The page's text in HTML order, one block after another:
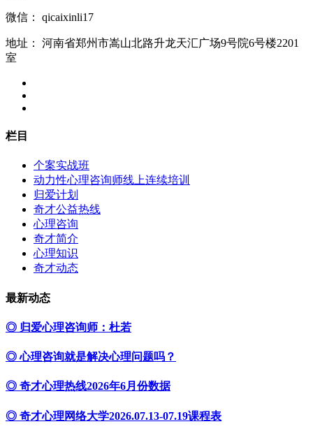
微信： qicaixinli17
地址：
河南省郑州市嵩山北路升龙天汇广场9号院6号楼2201
室
栏目
个案实战班
动力性心理咨询师线上连续培训
归爱计划
奇才公益热线
心理咨询
奇才简介
心理知识
奇才动态
最新动态
◎ 归爱心理咨询师：杜若
◎ 心理咨询就是解决心理问题吗？
◎ 奇才心理热线2026年6月份数据
◎ 奇才心理网络大学2026.07.13-07.19课程表